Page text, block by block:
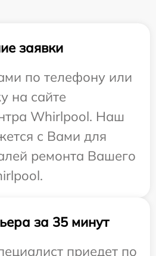
заявки
по телефону или
на сайте
Whirlpool. Наш
с Вами для
ремонта Вашего
за 35 минут
приедет по